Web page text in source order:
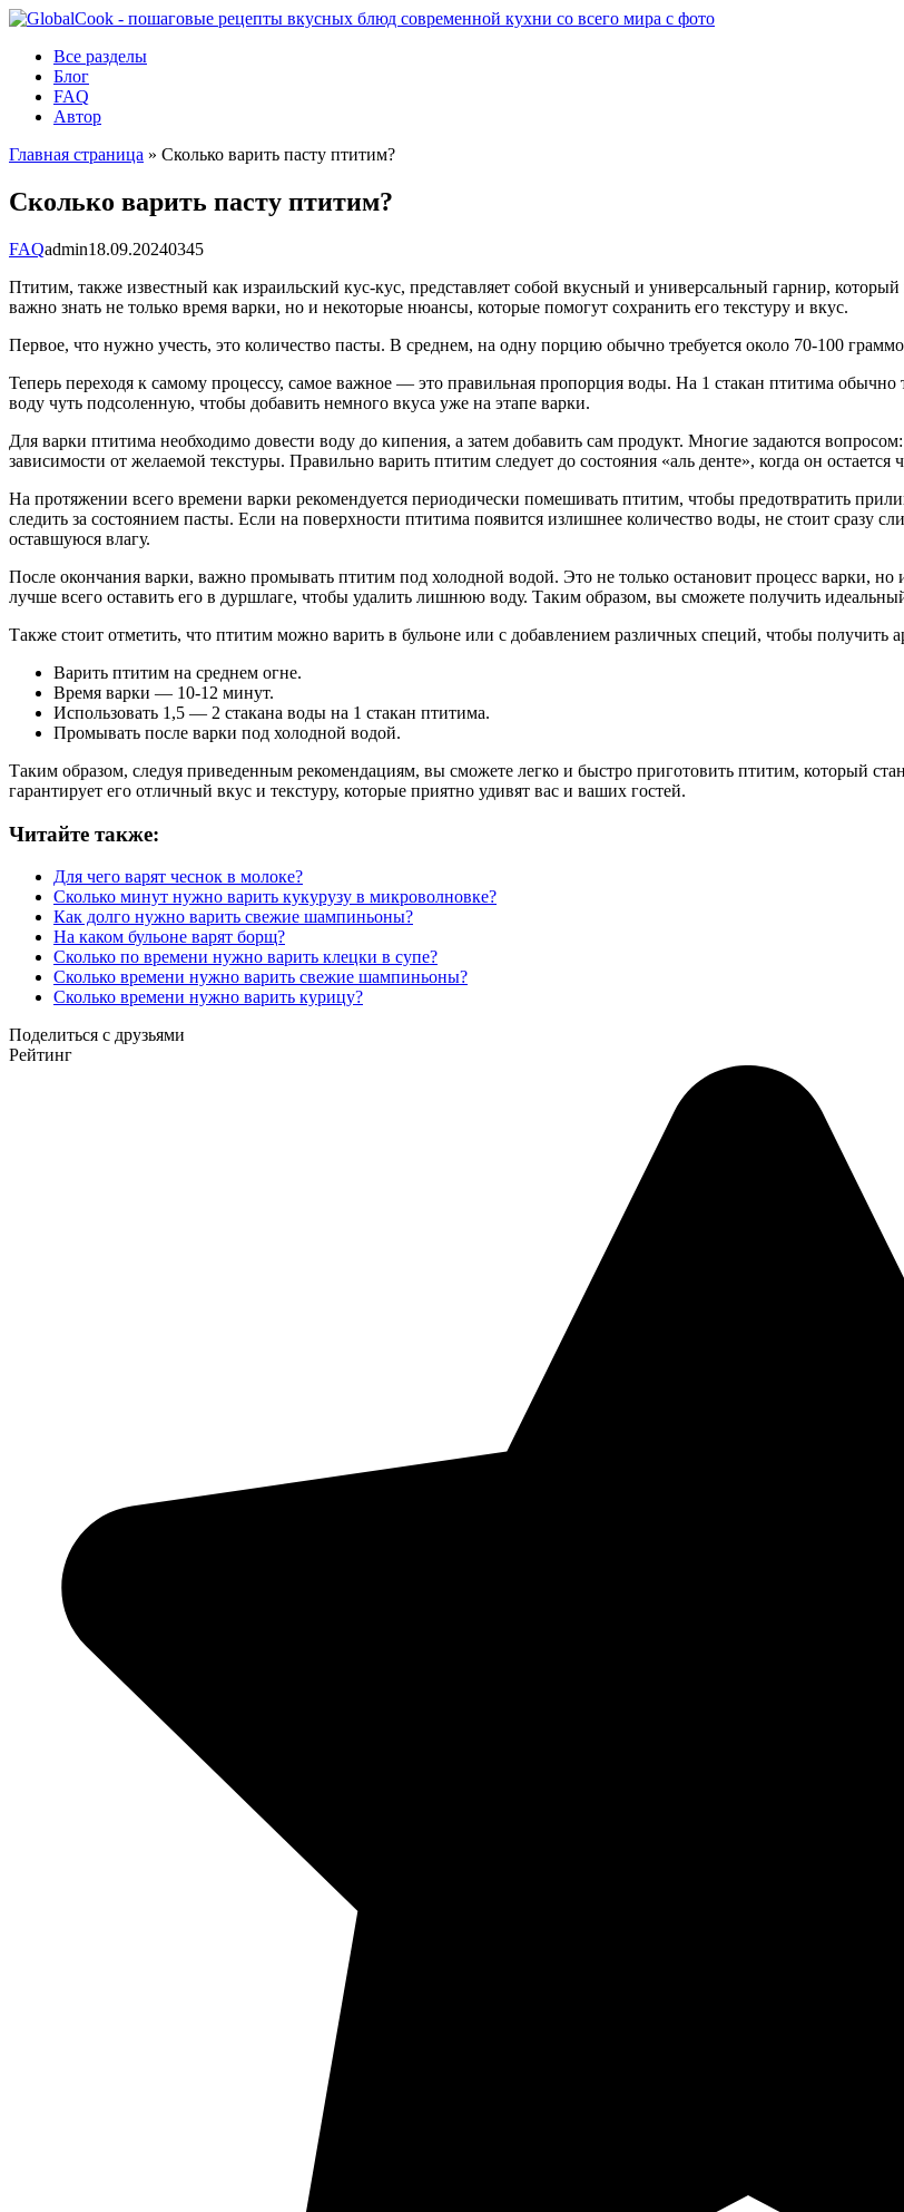
Перейти
контентуВсе разделы
Блог
FAQ
Автор
Главная страница » Сколько варить пасту птитим?
Сколько варить пасту птитим?
FAQadmin18.09.20240345
Птитим, также известный как израильский кус-кус, представляет собой вкусный и универсальный гарнир,
важно знать не только время варки, но и некоторые нюансы, которые помогут сохранить его текстуру и вкус.
Первое, что нужно учесть, это количество пасты. В среднем, на одну порцию обычно требуется около 70-100
Теперь переходя к самому процессу, самое важное — это правильная пропорция воды. На 1 стакан птитима
воду чуть подсоленную, чтобы добавить немного вкуса уже на этапе варки.
Для варки птитима необходимо довести воду до кипения, а затем добавить сам продукт. Многие задаются
зависимости от желаемой текстуры. Правильно варить птитим следует до состояния «аль денте», когда он
На протяжении всего времени варки рекомендуется периодически помешивать птитим, чтобы предотвратить
следить за состоянием пасты. Если на поверхности птитима появится излишнее количество воды, не стоит сразу
оставшуюся влагу.
После окончания варки, важно промывать птитим под холодной водой. Это не только остановит процесс варки,
лучше всего оставить его в дуршлаге, чтобы удалить лишнюю воду. Таким образом, вы сможете получить
Также стоит отметить, что птитим можно варить в бульоне или с добавлением различных специй, чтобы
Варить птитим на среднем огне.
Время варки — 10-12 минут.
Использовать 1,5 — 2 стакана воды на 1 стакан птитима.
Промывать после варки под холодной водой.
Таким образом, следуя приведенным рекомендациям, вы сможете легко и быстро приготовить птитим, который
гарантирует его отличный вкус и текстуру, которые приятно удивят вас и ваших гостей.
Читайте также:
Для чего варят чеснок в молоке?
Сколько минут нужно варить кукурузу в микроволновке?
Как долго нужно варить свежие шампиньоны?
На каком бульоне варят борщ?
Сколько по времени нужно варить клецки в супе?
Сколько времени нужно варить свежие шампиньоны?
Сколько времени нужно варить курицу?
Поделиться с друзьями
Рейтинг